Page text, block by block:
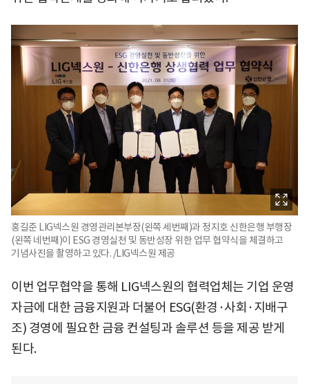
홍길준 LIG넥스원 경영관리본부장(왼쪽 세번째)과 정지호 신한은행 부행장
(왼쪽 네번째)이 ESG 경영실천 및 동반성장 위한 업무 협약식을 체결하고
기념사진을 촬영하고 있다. /LIG넥스원 제공
이번 업무협약을 통해 LIG넥스원의 협력업체는 기업 운영
자금에 대한 금융지원과 더불어 ESG(환경·사회·지배구
조) 경영에 필요한 금융 컨설팅과 솔루션 등을 제공 받게
된다.